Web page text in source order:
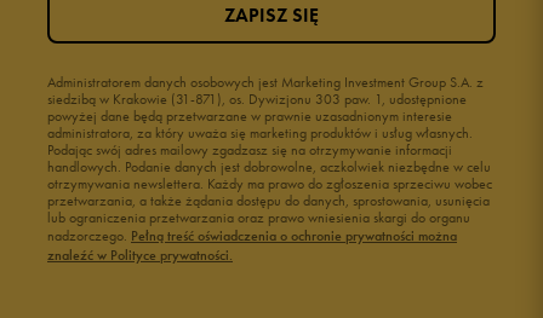
Administratorem danych osobowych jest Marketing Investment Group S.A. z
siedzibą w Krakowie (31-871), os. Dywizjonu 303 paw. 1, udostępnione
powyżej dane będą przetwarzane w prawnie uzasadnionym interesie
administratora, za który uważa się marketing produktów i usług własnych.
Podając swój adres mailowy zgadzasz się na otrzymywanie informacji
handlowych. Podanie danych jest dobrowolne, aczkolwiek niezbędne w celu
otrzymywania newslettera. Każdy ma prawo do zgłoszenia sprzeciwu wobec
przetwarzania, a także żądania dostępu do danych, sprostowania, usunięcia
lub ograniczenia przetwarzania oraz prawo wniesienia skargi do organu
nadzorczego. Pełną treść oświadczenia o ochronie prywatności można
znaleźć w Polityce prywatności.
ZAPISZ SIĘ